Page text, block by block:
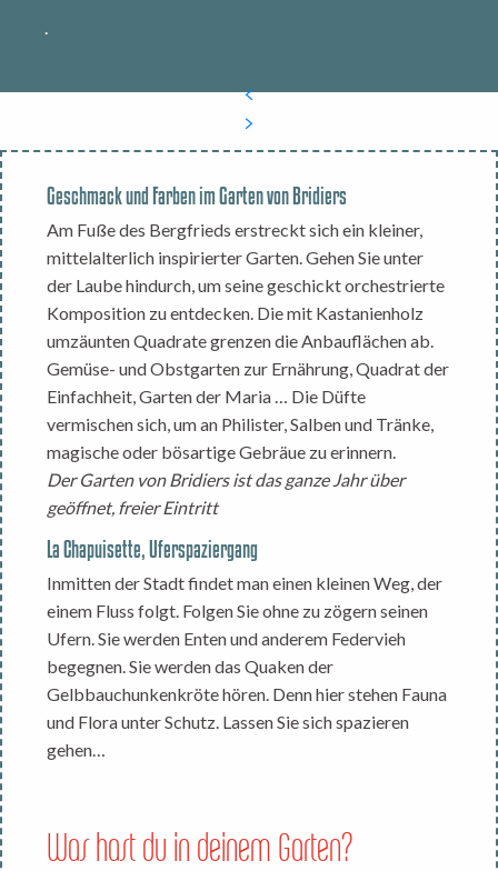
.
Geschmack und Farben im Garten von Bridiers
Am Fuße des Bergfrieds erstreckt sich ein kleiner,
mittelalterlich inspirierter Garten. Gehen Sie unter
der Laube hindurch, um seine geschickt orchestrierte
Komposition zu entdecken. Die mit Kastanienholz
umzäunten Quadrate grenzen die Anbauflächen ab.
Gemüse- und Obstgarten zur Ernährung, Quadrat der
Einfachheit, Garten der Maria … Die Düfte
vermischen sich, um an Philister, Salben und Tränke,
magische oder bösartige Gebräue zu erinnern.
Der Garten von Bridiers ist das ganze Jahr über
geöffnet, freier Eintritt
La Chapuisette, Uferspaziergang
Inmitten der Stadt findet man einen kleinen Weg, der
einem Fluss folgt. Folgen Sie ohne zu zögern seinen
Ufern. Sie werden Enten und anderem Federvieh
begegnen. Sie werden das Quaken der
Gelbbauchunkenkröte hören. Denn hier stehen Fauna
und Flora unter Schutz. Lassen Sie sich spazieren
gehen…
Was hast du in deinem Garten?